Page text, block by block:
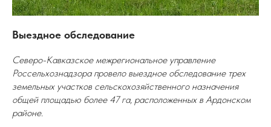
Выездное обследование
Северо-Кавказское межрегиональное управление
Россельхознадзора провело выездное обследование трех
земельных участков сельскохозяйственного назначения
общей площадью более 47 га, расположенных в Ардонском
районе.